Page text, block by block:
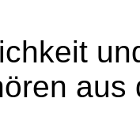
aus